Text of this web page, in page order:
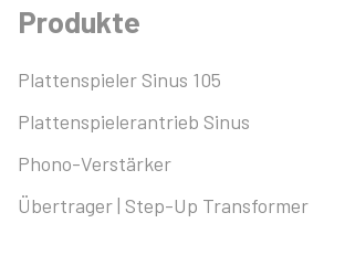
Produkte
Plattenspieler Sinus 105
Plattenspielerantrieb Sinus
Phono-Verstärker
Übertrager | Step-Up Transformer